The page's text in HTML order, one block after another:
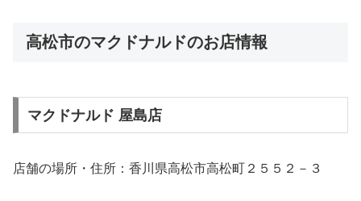
高松市のマクドナルドのお店情報
マクドナルド 屋島店
店舗の場所・住所：香川県高松市高松町２５５２－３